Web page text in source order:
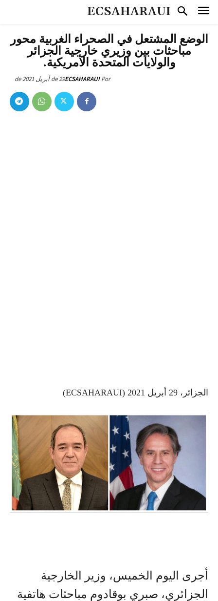
ECSAHARAUI
الوضع المشتعل في الصحراء الغربية محور
مباحثات بين وزيري خارجية الجزائر
والولايات المتحدة الأمريكية.
Por
ECSAHARAUI29 de أبريل de 2021
الجزائر، 29 أبريل 2021 (ECSAHARAUI)
أجرى اليوم الخميس، وزير الخارجية
الجزائري، صبري بوقادوم مباحثات هاتفية